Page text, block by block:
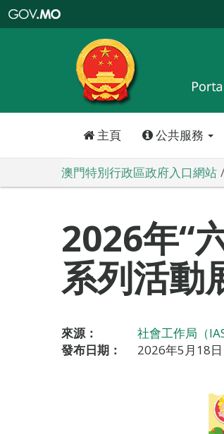
特
政
區
政
口
主頁 公共服務
澳門特別行政區政府入口網站
2026年“
系列活動
來源：
社會工作局（IAS
發布日期：
2026年5月18